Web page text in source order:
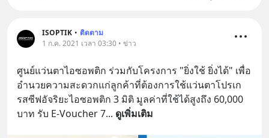
ISOPTIK • ติดตาม
1 ก.ค. 2021 เวลา 03:30 • ข่าว
ศูนย์​แว่นตา​ไอ​ซอ​พ​ติก​ ร่วมกับโครงการ​ "ยิ่งใช้​ ยิ่งได้" เพื่อ
อำนวยความสะดวกแก่ลูกค้าที่ต้องการใช้แว่นตาโปรเก​
รสซีฟอัจริ​ยะไอซอพติก​ ​3​ มิติ​ มูลค่า​ที่ใช้ได้สูงถึง​ 60,000​
บาท​ รับ​ E-Voucher 7... ดูเพิ่มเติม